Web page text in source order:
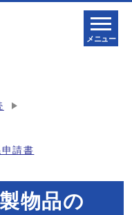
メニュー
請書
物品の